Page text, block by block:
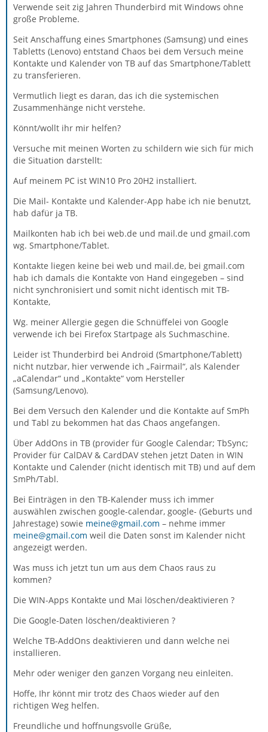
Verwende seit zig Jahren Thunderbird mit Windows ohne
große Probleme.
Seit Anschaffung eines Smartphones (Samsung) und eines
Tabletts (Lenovo) entstand Chaos bei dem Versuch meine
Kontakte und Kalender von TB auf das Smartphone/Tablett
zu transferieren.
Vermutlich liegt es daran, das ich die systemischen
Zusammenhänge nicht verstehe.
Könnt/wollt ihr mir helfen?
Versuche mit meinen Worten zu schildern wie sich für mich
die Situation darstellt:
Auf meinem PC ist WIN10 Pro 20H2 installiert.
Die Mail- Kontakte und Kalender-App habe ich nie benutzt,
hab dafür ja TB.
Mailkonten hab ich bei web.de und mail.de und gmail.com
wg. Smartphone/Tablet.
Kontakte liegen keine bei web und mail.de, bei gmail.com
hab ich damals die Kontakte von Hand eingegeben – sind
nicht synchronisiert und somit nicht identisch mit TB-
Kontakte,
Wg. meiner Allergie gegen die Schnüffelei von Google
verwende ich bei Firefox Startpage als Suchmaschine.
Leider ist Thunderbird bei Android (Smartphone/Tablett)
nicht nutzbar, hier verwende ich „Fairmail“, als Kalender
„aCalendar“ und „Kontakte“ vom Hersteller
(Samsung/Lenovo).
Bei dem Versuch den Kalender und die Kontakte auf SmPh
und Tabl zu bekommen hat das Chaos angefangen.
Über AddOns in TB (provider für Google Calendar; TbSync;
Provider für CalDAV & CardDAV stehen jetzt Daten in WIN
Kontakte und Calender (nicht identisch mit TB) und auf dem
SmPh/Tabl.
Bei Einträgen in den TB-Kalender muss ich immer
auswählen zwischen google-calendar, google- (Geburts und
Jahrestage) sowie meine@gmail.com – nehme immer
meine@gmail.com weil die Daten sonst im Kalender nicht
angezeigt werden.
Was muss ich jetzt tun um aus dem Chaos raus zu
kommen?
Die WIN-Apps Kontakte und Mai löschen/deaktivieren ?
Die Google-Daten löschen/deaktivieren ?
Welche TB-AddOns deaktivieren und dann welche nei
installieren.
Mehr oder weniger den ganzen Vorgang neu einleiten.
Hoffe, Ihr könnt mir trotz des Chaos wieder auf den
richtigen Weg helfen.
Freundliche und hoffnungsvolle Grüße,